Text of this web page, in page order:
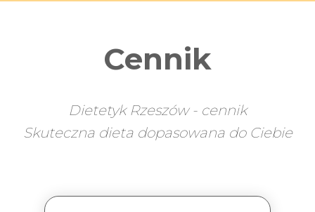
Cennik
Dietetyk Rzeszów - cennik
Skuteczna dieta dopasowana do Ciebie